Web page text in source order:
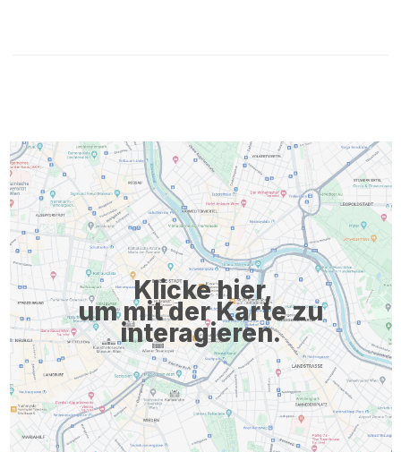
Klicke hier,
um mit der Karte zu
interagieren.